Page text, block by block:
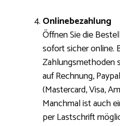
Onlinebezahlung
Öffnen Sie die
sofort sicher online.
Zahlungsmethoden
auf Rechnung,
(Mastercard, Visa,
Manchmal ist auch
per Lastschrift